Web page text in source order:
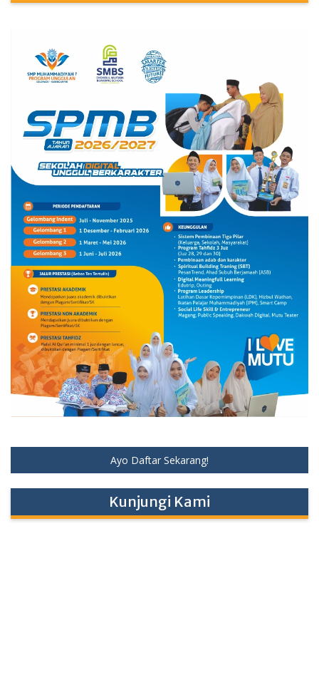
Ayo Daftar Sekarang!
Kunjungi Kami